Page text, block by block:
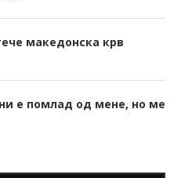
македонска крв
е помлад од мене, но ме